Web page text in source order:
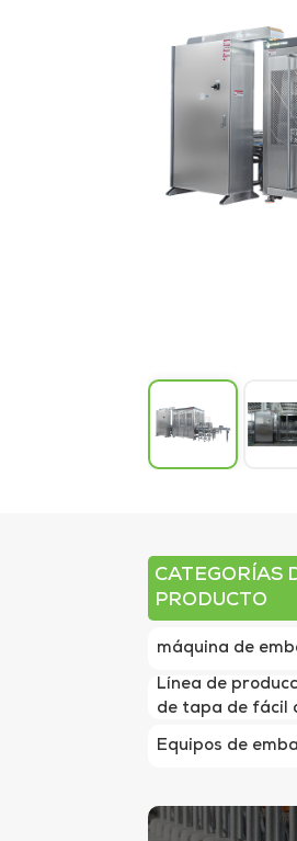
CATEGORÍAS
PRODUCTO
máquina de
Línea de
de tapa de fácil
Equipos de